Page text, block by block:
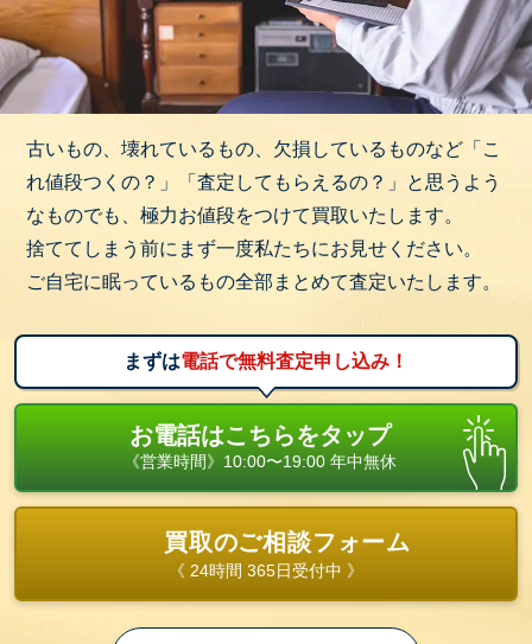
古いもの、壊れているもの、欠損しているものなど「こ
れ値段つくの？」「査定してもらえるの？」と思うよう
なものでも、極力お値段をつけて買取いたします。
捨ててしまう前にまず一度私たちにお見せください。
ご自宅に眠っているもの全部まとめて査定いたします。
まずは電話で無料査定申し込み！
お電話はこちらをタップ
《営業時間》10:00〜19:00 年中無休
買取のご相談フォーム
《 24時間 365日受付中 》